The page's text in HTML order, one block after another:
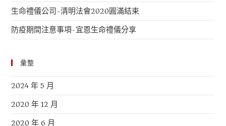
生命禮儀公司-清明法會2020圓滿結束
防疫期間注意事項-宜恩生命禮儀分享
彙整
2024 年 5 月
2020 年 12 月
2020 年 6 月